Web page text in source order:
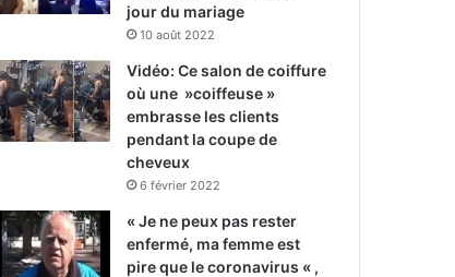
jour du mariage
10 août 2022
Vidéo: Ce salon de coiffure
où une »coiffeuse »
embrasse les clients
pendant la coupe de
cheveux
6 février 2022
« Je ne peux pas rester
enfermé, ma femme est
pire que le coronavirus « ,